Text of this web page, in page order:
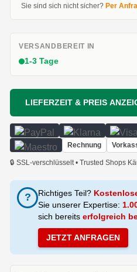
Sie sind sich nicht sicher? Per
VERSANDBEREIT IN
1-3 Tage
LIEFERZEIT & PREIS
Rechnung
🔒 SSL-verschlüsselt • Trusted Shops
? Richtiges Teil?
Sie unserer Expertise:
sich bereits erfolgreich
JETZT ANFRAGEN